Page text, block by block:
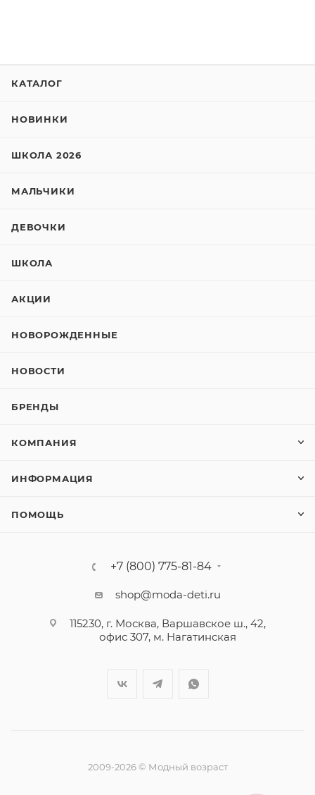
КАТАЛОГ
НОВИНКИ
ШКОЛА 2026
МАЛЬЧИКИ
ДЕВОЧКИ
ШКОЛА
АКЦИИ
НОВОРОЖДЕННЫЕ
НОВОСТИ
БРЕНДЫ
КОМПАНИЯ
ИНФОРМАЦИЯ
ПОМОЩЬ
+7 (800) 775-81-84
shop@moda-deti.ru
115230, г. Москва, Варшавское ш., 42,
офис 307, м. Нагатинская
2009-2026 © Модный возраст